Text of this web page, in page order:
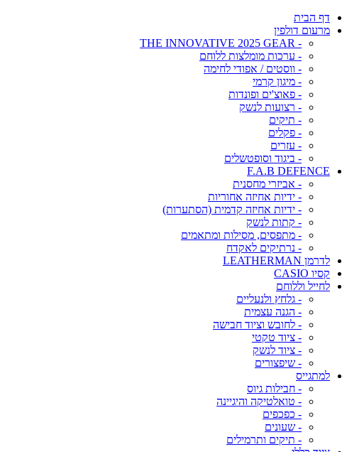
דף הבית
מרעום דולפין
- THE INNOVATIVE 2025 GEAR
- ערכות מומלצות ללוחם
- ווסטים / אפודי לחימה
- מיגון קרמי
- פאוצ'ים ופונדות
- רצועות לנשק
- תיקים
- פקלים
- עזרים
- ביגוד וסופטשלים
F.A.B DEFENCE
- אביזרי מחסנית
- ידיות אחיזה אחוריות
- ידיות אחיזה קדמית (הסתערות)
- קתות לנשק
- מתפסים, מסילות ומתאמים
- נרתיקים לאקדח
לדרמן LEATHERMAN
קסיו CASIO
לחייל וללוחם
- גלחץ ולנעליים
- הגנה עצמית
- לחובש וציוד חבישה
- ציוד טקטי
- ציוד לנשק
- שיפצורים
למתגייס
- חבילות גיוס
- טואלטיקה והיגיינה
- כפכפים
- שעונים
- תיקים ותרמילים